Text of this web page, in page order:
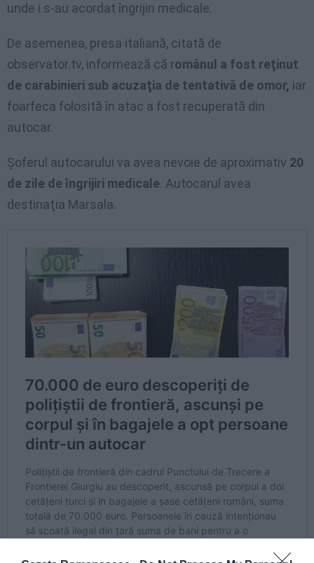
unde i s-au acordat îngrijiri medicale.
De asemenea, presa italiană, citată de
observator.tv, informează că românul a fost reţinut
de carabinieri sub acuzaţia de tentativă de omor, iar
foarfeca folosită în atac a fost recuperată din
autocar.
Şoferul autocarului va avea nevoie de aproximativ 20
de zile de îngrijiri medicale. Autocarul avea
destinaţia Marsala.